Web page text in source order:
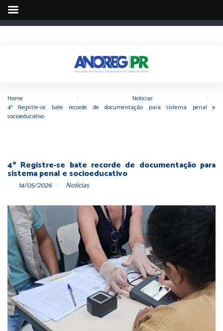
Home Notícias
4º Registre-se bate recorde de documentação para sistema penal e
socioeducativo
4º Registre-se bate recorde de documentação para
sistema penal e socioeducativo
14/05/2026 Notícias